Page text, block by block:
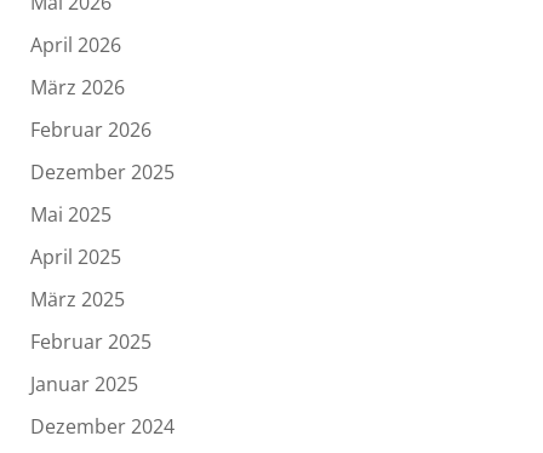
April 2026
März 2026
Februar 2026
Dezember 2025
Mai 2025
April 2025
März 2025
Februar 2025
Januar 2025
Dezember 2024